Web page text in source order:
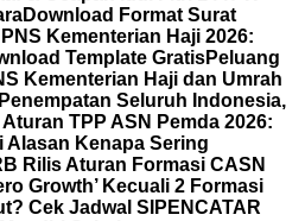
Download Format Surat
Kementerian Haji 2026:
Template GratisPeluang
Kementerian Haji dan Umrah
Seluruh Indonesia,
TPP ASN Pemda 2026:
Alasan Kenapa Sering
Rilis Aturan Formasi CASN
Growth’ Kecuali 2 Formasi
Cek Jadwal SIPENCATAR